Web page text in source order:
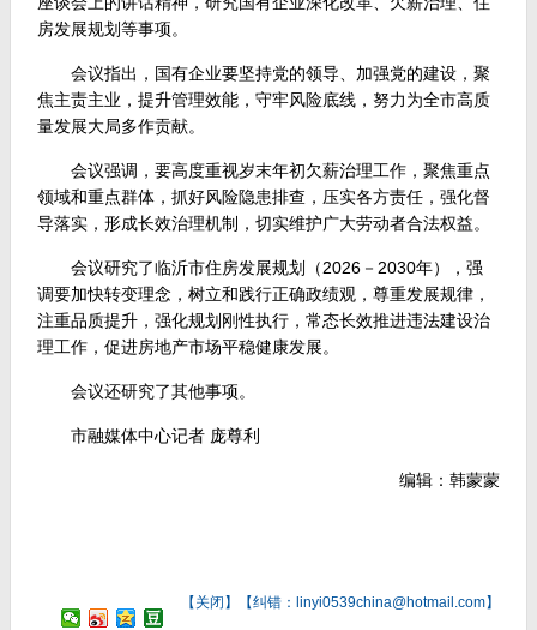
房发展规划等事项。
会议指出，国有企业要坚持党的领导、加强党的建设，聚
焦主责主业，提升管理效能，守牢风险底线，努力为全市高质
量发展大局多作贡献。
会议强调，要高度重视岁末年初欠薪治理工作，聚焦重点
领域和重点群体，抓好风险隐患排查，压实各方责任，强化督
导落实，形成长效治理机制，切实维护广大劳动者合法权益。
会议研究了临沂市住房发展规划（2026－2030年），强
调要加快转变理念，树立和践行正确政绩观，尊重发展规律，
注重品质提升，强化规划刚性执行，常态长效推进违法建设治
理工作，促进房地产市场平稳健康发展。
会议还研究了其他事项。
市融媒体中心记者 庞尊利
编辑：韩蒙蒙
【 关闭 】【纠错：linyi0539china@hotmail.com】